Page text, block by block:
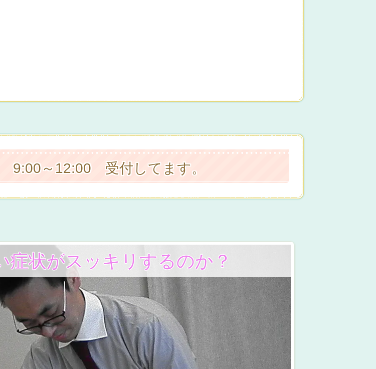
9:00～12:00 受付してます。
症状がスッキリするのか？